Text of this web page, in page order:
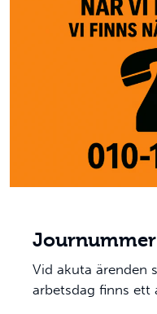
Vid akuta ärenden
arbetsdag finns ett